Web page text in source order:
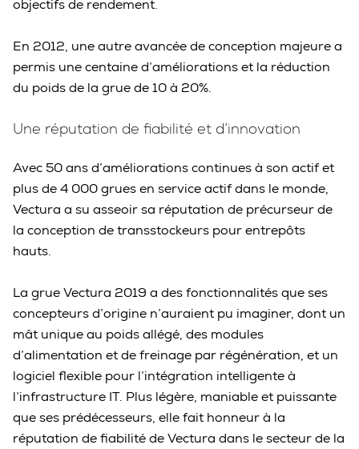
objectifs de rendement.
En 2012, une autre avancée de conception majeure a
permis une centaine d’améliorations et la réduction
du poids de la grue de 10 à 20%.
Une réputation de fiabilité et d’innovation
Avec 50 ans d’améliorations continues à son actif et
plus de 4 000 grues en service actif dans le monde,
Vectura a su asseoir sa réputation de précurseur de
la conception de transstockeurs pour entrepôts
hauts.
La grue Vectura 2019 a des fonctionnalités que ses
concepteurs d’origine n’auraient pu imaginer, dont un
mât unique au poids allégé, des modules
d’alimentation et de freinage par régénération, et un
logiciel flexible pour l’intégration intelligente à
l’infrastructure IT. Plus légère, maniable et puissante
que ses prédécesseurs, elle fait honneur à la
réputation de fiabilité de Vectura dans le secteur de la